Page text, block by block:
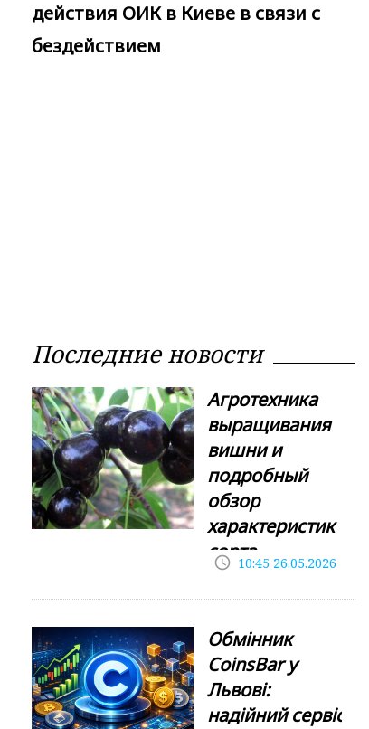
действия ОИК в Киеве в связи с
бездействием
Последние новости
Агротехника
выращивания
вишни и
подробный
обзор
характеристик
сорта
Хуторянка
Выращивание
культур в условиях
умеренного
климата требует от
садовода
глубокого
access_time 10:45 26.05.2026
Обмінник
CoinsBar у
Львові:
надійний сервіс